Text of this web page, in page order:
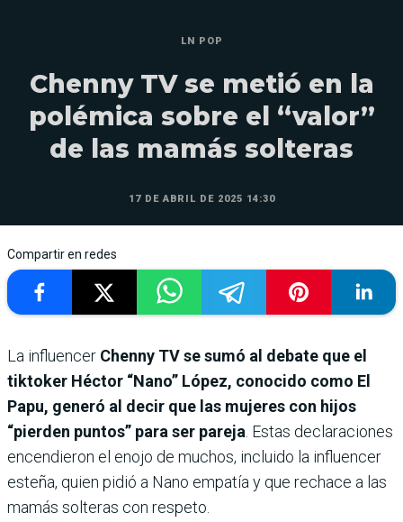
LN POP
Chenny TV se metió en la
polémica sobre el “valor”
de las mamás solteras
17 DE ABRIL DE 2025 14:30
Compartir en redes
La influencer Chenny TV se sumó al debate que el
tiktoker Héctor “Nano” López, conocido como El
Papu, generó al decir que las mujeres con hijos
“pierden puntos” para ser pareja . Estas declaraciones
encendieron el enojo de muchos, incluido la influencer
esteña, quien pidió a Nano empatía y que rechace a las
mamás solteras con respeto.